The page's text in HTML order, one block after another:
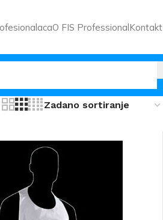
O FIS ProfessionalKontakt